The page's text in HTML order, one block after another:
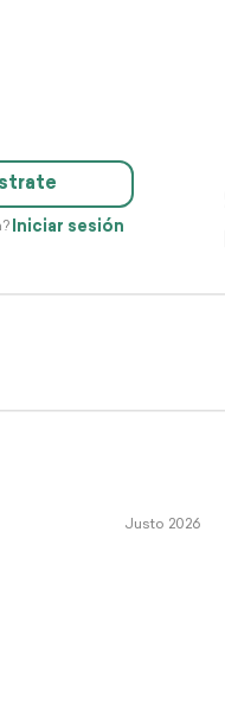
Iniciar sesión
Justo 2026